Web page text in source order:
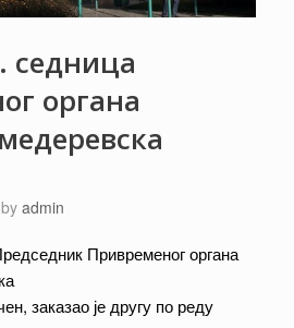
седница
органа
by admin
Привременог органа
заказао је другу по реду